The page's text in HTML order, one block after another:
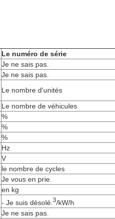
Le numéro de série
Je ne sais pas.
Je ne sais pas.
Le nombre d'unités
Le nombre de véhicules
%
%
%
Hz
V
le nombre de cycles
Je vous en prie.
en kg
- Je suis désolé. 3/kW/h
Je ne sais pas.